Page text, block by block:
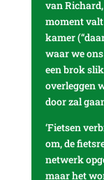
van
moment valt
kamer
waar we
een brok
overleggen
door zal
‘Fietsen
om, de
netwerk
maar het